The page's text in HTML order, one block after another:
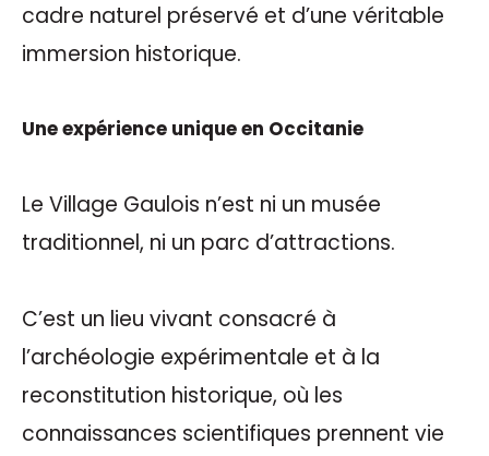
cadre naturel préservé et d’une véritable
immersion historique.
Une expérience unique en Occitanie
Le Village Gaulois n’est ni un musée
traditionnel, ni un parc d’attractions.
C’est un lieu vivant consacré à
l’archéologie expérimentale et à la
reconstitution historique, où les
connaissances scientifiques prennent vie